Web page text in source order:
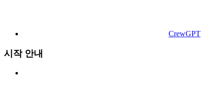
CrewGPT
시작 안내